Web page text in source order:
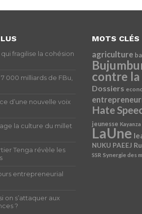
fragilise la cohésion
000 milliards de FBu,
d’une nouvelle voix
la culture du millet
Tenga révèle les
entrepreneurial
on s’attaquer aux
?
MOTS CLÉS
agriculture
contre la
Dossiers
Hate
jeunesse Kayanza
LaUne
NUKU PAEEJ
SSR Synergie des